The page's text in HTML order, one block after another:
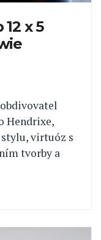
x 5
Hendrixe,
virtuóz s
tvorby a